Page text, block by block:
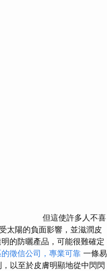
但這使許多人不喜
太陽的負面影響，並滋潤皮
的防曬產品，可能很難確定
徵信公司，專業可靠 一條易
以至於皮膚明顯地從中閃閃